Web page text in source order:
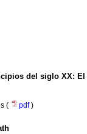
del siglo XX: El
( pdf)